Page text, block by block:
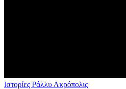
Ιστορίες Ράλλυ Ακρόπολις